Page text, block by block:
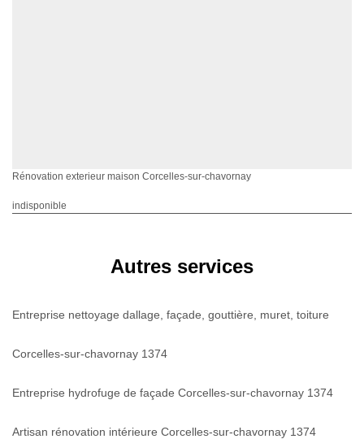
Rénovation exterieur maison Corcelles-sur-chavornay
indisponible
Autres services
Entreprise nettoyage dallage, façade, gouttière, muret, toiture
Corcelles-sur-chavornay 1374
Entreprise hydrofuge de façade Corcelles-sur-chavornay 1374
Artisan rénovation intérieure Corcelles-sur-chavornay 1374